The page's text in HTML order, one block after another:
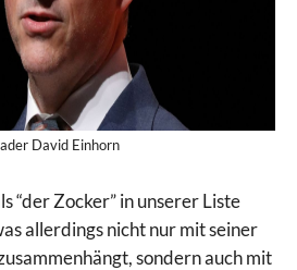
David Einhorn
“der Zocker” in unserer Liste
allerdings nicht nur mit seiner
sondern auch mit